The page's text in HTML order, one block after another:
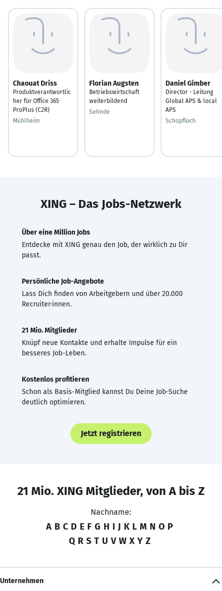
Chaouat Driss
Produktverantwortlic
her für Office 365
ProPlus (C2R)
Mühlheim
Florian Augsten
Betriebswirtschaft
weiterbildend
Sehnde
Daniel Gimber
Director - Leitung
Global APS & local
APS
Schopfloch
XING – Das Jobs-Netzwerk
Über eine Million Jobs
Entdecke mit XING genau den Job, der wirklich zu Dir
passt.
Persönliche Job-Angebote
Lass Dich finden von Arbeitgebern und über 20.000
Recruiter·innen.
21 Mio. Mitglieder
Knüpf neue Kontakte und erhalte Impulse für ein
besseres Job-Leben.
Kostenlos profitieren
Schon als Basis-Mitglied kannst Du Deine Job-Suche
deutlich optimieren.
Jetzt registrieren
21 Mio. XING Mitglieder, von A bis Z
Nachname:
A B C D E F G H I J K L M N O P
Q R S T U V W X Y Z
Unternehmen